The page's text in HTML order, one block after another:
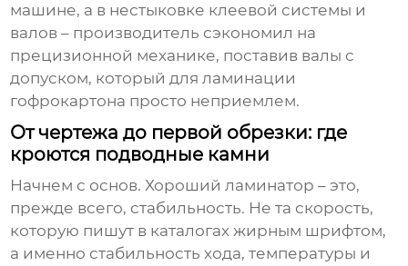
машине, а в нестыковке клеевой системы и
валов – производитель сэкономил на
прецизионной механике, поставив валы с
допуском, который для ламинации
гофрокартона просто неприемлем.
От чертежа до первой обрезки: где
кроются подводные камни
Начнем с основ. Хороший ламинатор – это,
прежде всего, стабильность. Не та скорость,
которую пишут в каталогах жирным шрифтом,
а именно стабильность хода, температуры и